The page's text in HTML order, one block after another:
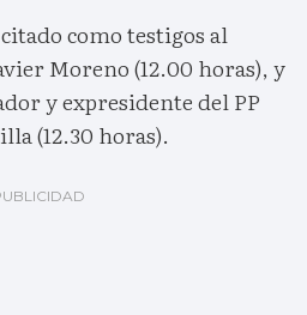
como testigos al
Moreno (12.00 horas), y
y expresidente del PP
(12.30 horas).